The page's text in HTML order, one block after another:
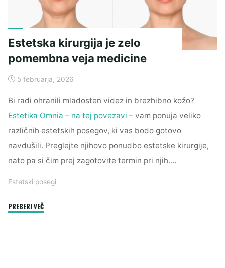
Estetska kirurgija je zelo
pomembna veja medicine
5 februarja, 2026
Bi radi ohranili mladosten videz in brezhibno kožo?
Estetika Omnia – na tej povezavi – vam ponuja veliko
različnih estetskih posegov, ki vas bodo gotovo
navdušili. Preglejte njihovo ponudbo estetske kirurgije,
nato pa si čim prej zagotovite termin pri njih.…
Estetski posegi
PREBERI VEČ"Estetska